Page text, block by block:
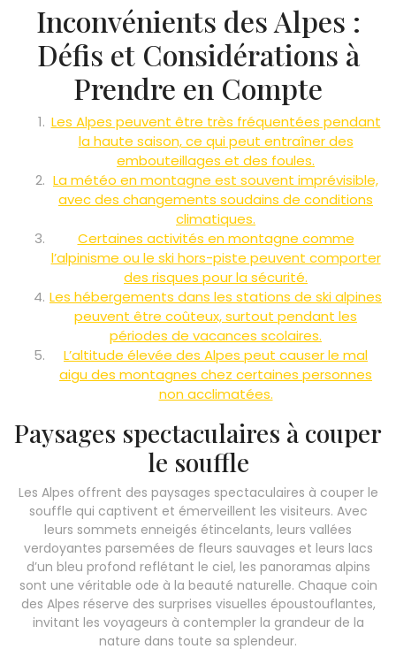
Inconvénients des Alpes :
Défis et Considérations à
Prendre en Compte
Les Alpes peuvent être très fréquentées pendant
la haute saison, ce qui peut entraîner des
embouteillages et des foules.
La météo en montagne est souvent imprévisible,
avec des changements soudains de conditions
climatiques.
Certaines activités en montagne comme
l’alpinisme ou le ski hors-piste peuvent comporter
des risques pour la sécurité.
Les hébergements dans les stations de ski alpines
peuvent être coûteux, surtout pendant les
périodes de vacances scolaires.
L’altitude élevée des Alpes peut causer le mal
aigu des montagnes chez certaines personnes
non acclimatées.
Paysages spectaculaires à couper
le souffle
Les Alpes offrent des paysages spectaculaires à couper le
souffle qui captivent et émerveillent les visiteurs. Avec
leurs sommets enneigés étincelants, leurs vallées
verdoyantes parsemées de fleurs sauvages et leurs lacs
d’un bleu profond reflétant le ciel, les panoramas alpins
sont une véritable ode à la beauté naturelle. Chaque coin
des Alpes réserve des surprises visuelles époustouflantes,
invitant les voyageurs à contempler la grandeur de la
nature dans toute sa splendeur.